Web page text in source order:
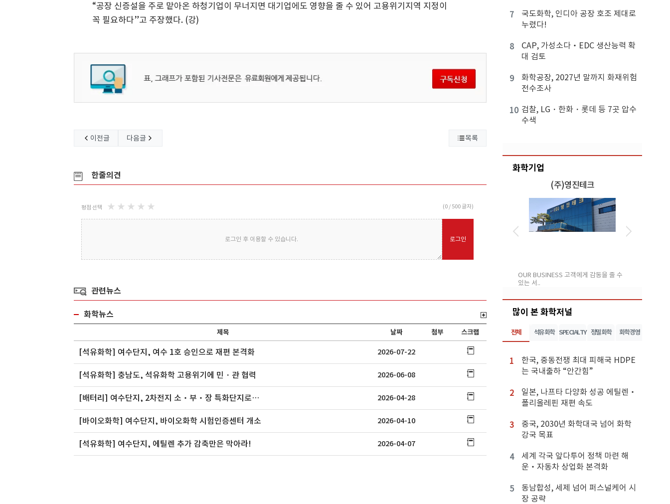
“공장 신증설을 주로 맡아온 하청기업이 무너지면 대기업에도 영향을 줄 수 있어 고용위기지역 지정이
꼭 필요하다”고 주장했다. (강)
이전글 다음글 목록
한줄의견
평점 선택 ★ ★ ★ ★ ★ (0/ 500 글자)
로그인 후 이용할 수 있습니다. 로그인
관련뉴스
화학뉴스
제목 날짜 첨부 스크랩
[석유화학] 여수단지, 여수 1호 승인으로 재편 본격화 2026-07-22
[석유화학] 충남도, 석유화학 고용위기에 민・관 협력 2026-06-08
[배터리] 여수단지, 2차전지 소‧부‧장 특화단지로… 2026-04-28
[바이오화학] 여수단지, 바이오화학 시험인증센터 개소 2026-04-10
[석유화학] 여수단지, 에틸렌 추가 감축만은 막아라! 2026-04-07
7
국도화학, 인디아 공장 호조 제대로
누렸다!
8
CAP, 가성소다‧EDC 생산능력 확
대 검토
9
화학공장, 2027년 말까지 화재위험
전수조사
10 검찰, LG・한화・롯데 등 7곳 압수
수색
화학기업
(주)대아콤텍 쇼와코산코리아 금호석유화학 한국산요카세이 주식회사 (주)영진테크
OUR BUSINESS 고객에게 감동을 줄 수
있는 서..
많이 본 화학저널
전체 석유화학 SPECIALTY 정밀화학 화학경영
1
한국, 중동전쟁 최대 피해국 HDPE
는 국내출하 “안간힘”
2
일본, 나프타 다양화 성공 에틸렌‧
폴리올레핀 재편 속도
3
중국, 2030년 화학대국 넘어 화학
강국 목표
4
세계 각국 앞다투어 정책 마련 해
운‧자동차 상업화 본격화
5
동남합성, 세제 넘어 퍼스널케어 시
장 공략